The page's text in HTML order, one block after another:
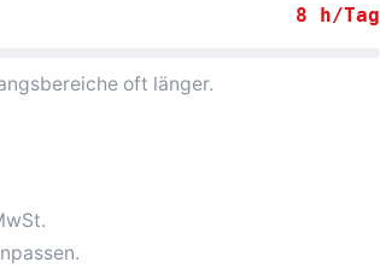
8 h/Tag
oft länger.